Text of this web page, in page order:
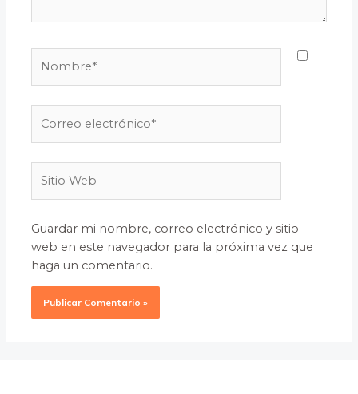
electrónico*
Web
Guardar mi nombre, correo electrónico y sitio
web en este navegador para la próxima vez que
haga un comentario.